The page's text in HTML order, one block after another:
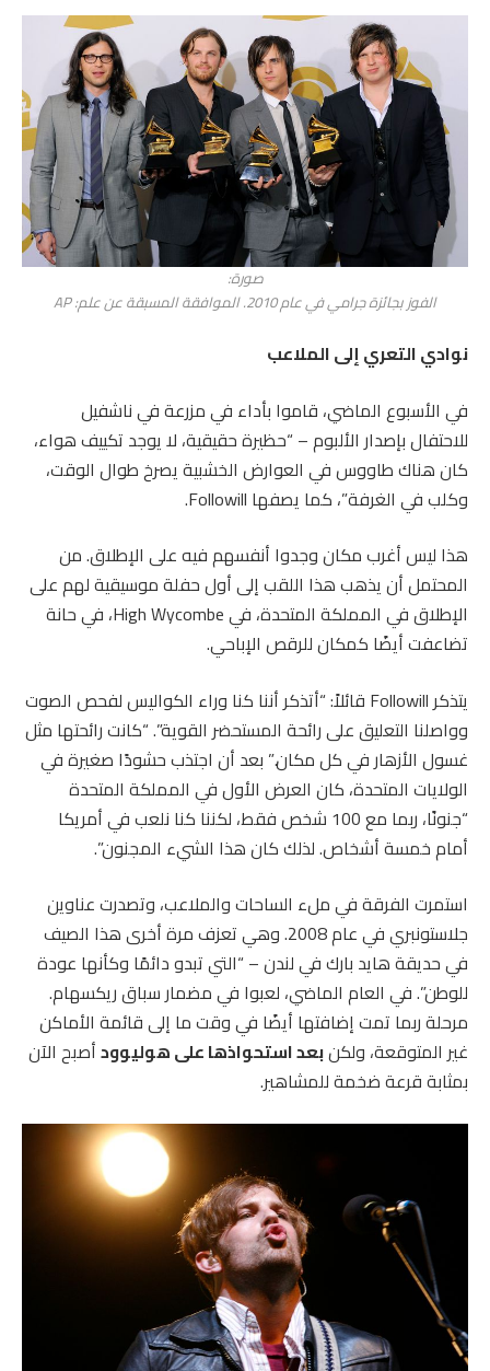
صورة:
الفوز بجائزة جرامي في عام 2010. الموافقة المسبقة عن علم: AP
نوادي التعري إلى الملاعب
في الأسبوع الماضي، قاموا بأداء في مزرعة في ناشفيل
للاحتفال بإصدار الألبوم – “حظيرة حقيقية، لا يوجد تكييف هواء،
كان هناك طاووس في العوارض الخشبية يصرخ طوال الوقت،
وكلب في الغرفة”، كما يصفها Followill.
هذا ليس أغرب مكان وجدوا أنفسهم فيه على الإطلاق. من
المحتمل أن يذهب هذا اللقب إلى أول حفلة موسيقية لهم على
الإطلاق في المملكة المتحدة، في High Wycombe، في حانة
تضاعفت أيضًا كمكان للرقص الإباحي.
يتذكر Followill قائلاً: “أتذكر أننا كنا وراء الكواليس لفحص الصوت
وواصلنا التعليق على رائحة المستحضر القوية”. “كانت رائحتها مثل
غسول الأزهار في كل مكان.” بعد أن اجتذب حشودًا صغيرة في
الولايات المتحدة، كان العرض الأول في المملكة المتحدة
“جنونًا، ربما مع 100 شخص فقط، لكننا كنا نلعب في أمريكا
أمام خمسة أشخاص. لذلك كان هذا الشيء المجنون”.
استمرت الفرقة في ملء الساحات والملاعب، وتصدرت عناوين
جلاستونبري في عام 2008. وهي تعزف مرة أخرى هذا الصيف
في حديقة هايد بارك في لندن – “التي تبدو دائمًا وكأنها عودة
للوطن”. في العام الماضي، لعبوا في مضمار سباق ريكسهام.
مرحلة ربما تمت إضافتها أيضًا في وقت ما إلى قائمة الأماكن
غير المتوقعة، ولكنبعد استحواذها على هوليوودأصبح الآن
بمثابة قرعة ضخمة للمشاهير.